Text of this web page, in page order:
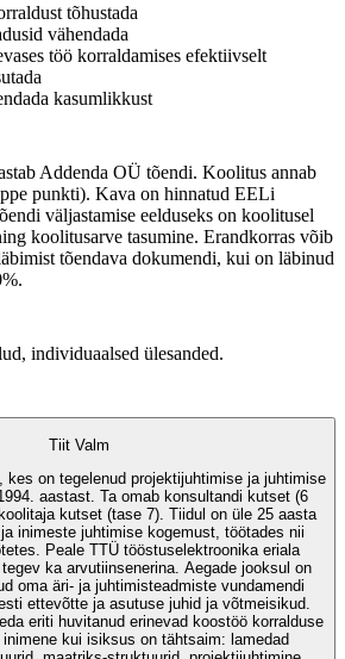
tõhustada
vähendada
töö korraldamises efektiivselt
kasumlikkust
Addenda OÜ tõendi. Koolitus annab
punkti). Kava on hinnatud EELi
väljastamise eelduseks on koolitusel
koolitusarve tasumine. Erandkorras võib
tõendava dokumendi, kui on läbinud
individuaalsed ülesanded.
Tiit Valm
kes on tegelenud projektijuhtimise ja juhtimise
aastast. Ta omab konsultandi kutset (6
kutset (tase 7). Tiidul on üle 25 aasta
inimeste juhtimise kogemust, töötades nii
Peale TTÜ tööstuselektroonika eriala
ka arvutiinsenerina. Aegade jooksul on
oma äri- ja juhtimisteadmiste vundamendi
ettevõtte ja asutuse juhid ja võtmeisikud.
eriti huvitanud erinevad koostöö korralduse
kui isiksus on tähtsaim: lamedad